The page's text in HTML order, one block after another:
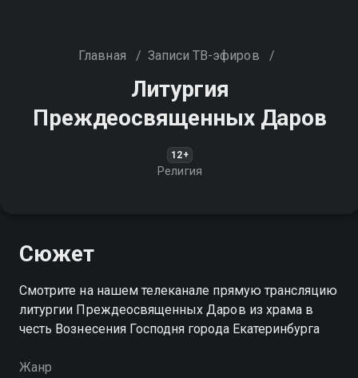
Главная / Записи ТВ-эфиров /
Литургия
Преждеосвященных Даров
12+
Религия
Сюжет
Смотрите на нашем телеканале прямую трансляцию
литургии Преждеосвященных Даров из храма в
честь Вознесения Господня города Екатеринбурга
Жанр